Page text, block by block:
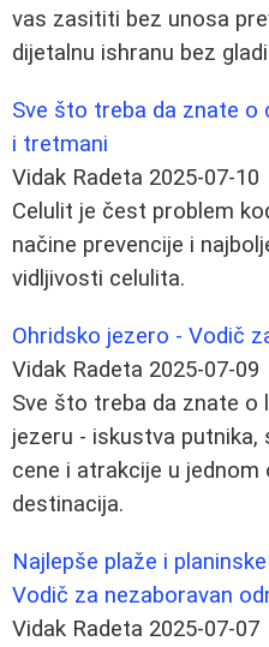
vas zasititi bez unosa
dijetalnu ishranu bez
Sve što treba da znate o
i tretmani
Vidak Radeta 2025-07-10
Celulit je čest problem
načine prevencije i
vidljivosti celulita.
Ohridsko jezero - Vodič
Vidak Radeta 2025-07-09
Sve što treba da znate o
jezeru - iskustva putnika,
cene i atrakcije u jednom
destinacija.
Najlepše plaže i
Vodič za nezaboravan
Vidak Radeta 2025-07-07